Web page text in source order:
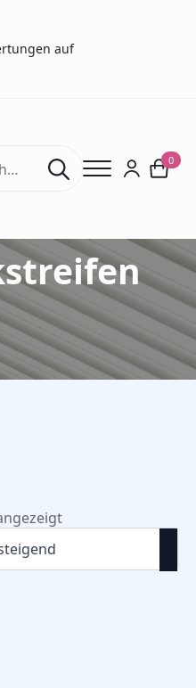
auf
Search
for:
0
Nach
aufsteigend